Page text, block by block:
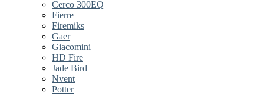
Cerco 300EQ
Fierre
Firemiks
Gaer
Giacomini
HD Fire
Jade Bird
Nvent
Potter